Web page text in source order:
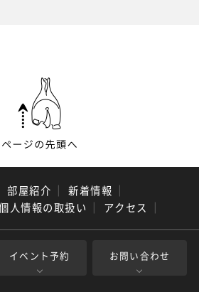
部屋紹介 ｜ 新着情報 ｜
人情報の取扱い ｜ アクセス ｜
イベント予約 お問い合わせ